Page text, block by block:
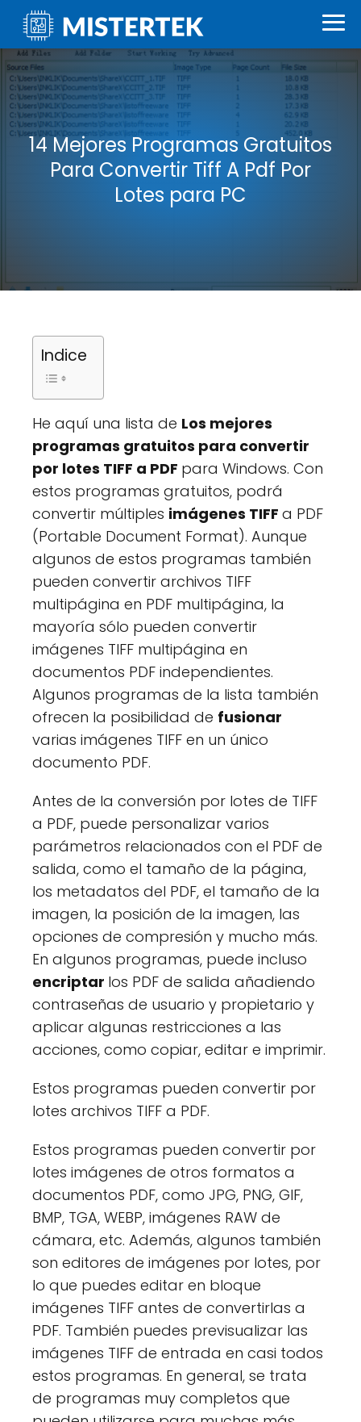
14 Mejores Programas Gratuitos
Para Convertir Tiff A Pdf Por
Lotes para PC
Indice
He aquí una lista de Los mejores
programas gratuitos para convertir
por lotes TIFF a PDF para Windows. Con
estos programas gratuitos, podrá
convertir múltiples imágenes TIFF a PDF
(Portable Document Format). Aunque
algunos de estos programas también
pueden convertir archivos TIFF
multipágina en PDF multipágina, la
mayoría sólo pueden convertir
imágenes TIFF multipágina en
documentos PDF independientes.
Algunos programas de la lista también
ofrecen la posibilidad de fusionar
varias imágenes TIFF en un único
documento PDF.
Antes de la conversión por lotes de TIFF
a PDF, puede personalizar varios
parámetros relacionados con el PDF de
salida, como el tamaño de la página,
los metadatos del PDF, el tamaño de la
imagen, la posición de la imagen, las
opciones de compresión y mucho más.
En algunos programas, puede incluso
encriptar los PDF de salida añadiendo
contraseñas de usuario y propietario y
aplicar algunas restricciones a las
acciones, como copiar, editar e imprimir.
Estos programas pueden convertir por
lotes archivos TIFF a PDF.
Estos programas pueden convertir por
lotes imágenes de otros formatos a
documentos PDF, como JPG, PNG, GIF,
BMP, TGA, WEBP, imágenes RAW de
cámara, etc. Además, algunos también
son editores de imágenes por lotes, por
lo que puedes editar en bloque
imágenes TIFF antes de convertirlas a
PDF. También puedes previsualizar las
imágenes TIFF de entrada en casi todos
estos programas. En general, se trata
de programas muy completos que